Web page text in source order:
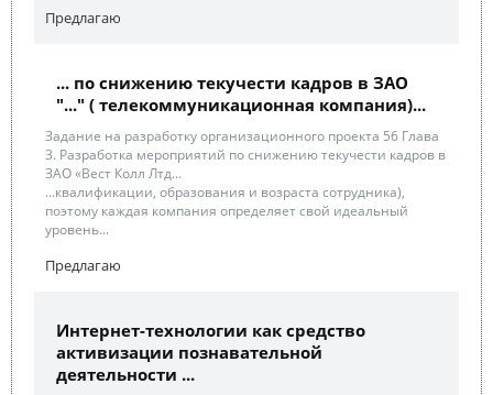
Предлагаю
... по снижению текучести кадров в ЗАО
"..." ( телекоммуникационная компания)...
Задание на разработку организационного проекта 56 Глава
3. Разработка мероприятий по снижению текучести кадров в
ЗАО «Вест Колл Лтд...
...квалификации, образования и возраста сотрудника),
поэтому каждая компания определяет свой идеальный
уровень...
Предлагаю
Интернет-технологии как средство
активизации познавательной
деятельности ...